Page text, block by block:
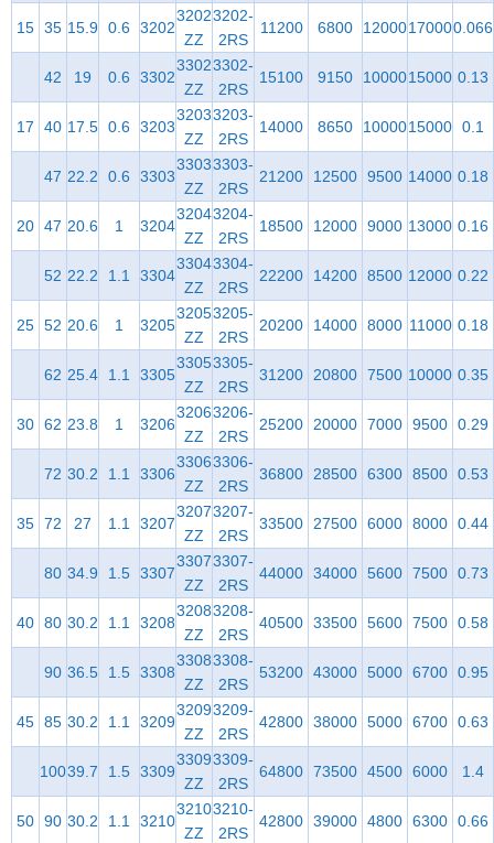
15 35 15.9 0.6 3202
3202
ZZ
3202-
2RS
11200 6800 12000170000.066
42 19 0.6 3302
3302
ZZ
3302-
2RS
15100 9150 1000015000 0.13
17 40 17.5 0.6 3203
3203
ZZ
3203-
2RS
14000 8650 1000015000 0.1
47 22.2 0.6 3303
3303
ZZ
3303-
2RS
21200 12500 9500 14000 0.18
20 47 20.6 1 3204
3204
ZZ
3204-
2RS
18500 12000 9000 13000 0.16
52 22.2 1.1 3304
3304
ZZ
3304-
2RS
22200 14200 8500 12000 0.22
25 52 20.6 1 3205
3205
ZZ
3205-
2RS
20200 14000 8000 11000 0.18
62 25.4 1.1 3305
3305
ZZ
3305-
2RS
31200 20800 7500 10000 0.35
30 62 23.8 1 3206
3206
ZZ
3206-
2RS
25200 20000 7000 9500 0.29
72 30.2 1.1 3306
3306
ZZ
3306-
2RS
36800 28500 6300 8500 0.53
35 72 27 1.1 3207
3207
ZZ
3207-
2RS
33500 27500 6000 8000 0.44
80 34.9 1.5 3307
3307
ZZ
3307-
2RS
44000 34000 5600 7500 0.73
40 80 30.2 1.1 3208
3208
ZZ
3208-
2RS
40500 33500 5600 7500 0.58
90 36.5 1.5 3308
3308
ZZ
3308-
2RS
53200 43000 5000 6700 0.95
45 85 30.2 1.1 3209
3209
ZZ
3209-
2RS
42800 38000 5000 6700 0.63
10039.7 1.5 3309
3309
ZZ
3309-
2RS
64800 73500 4500 6000 1.4
50 90 30.2 1.1 3210
3210
ZZ
3210-
2RS
42800 39000 4800 6300 0.66